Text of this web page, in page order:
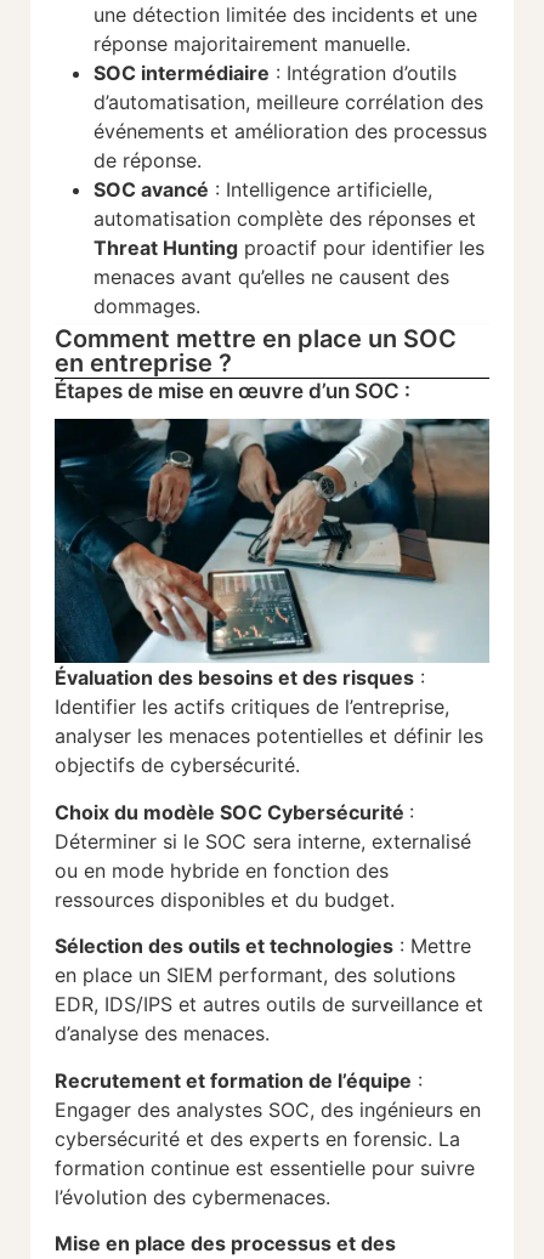
une détection limitée des incidents et une
réponse majoritairement manuelle.
SOC intermédiaire : Intégration d’outils
d’automatisation, meilleure corrélation des
événements et amélioration des processus
de réponse.
SOC avancé : Intelligence artificielle,
automatisation complète des réponses et
Threat Hunting proactif pour identifier les
menaces avant qu’elles ne causent des
dommages.
Comment mettre en place un SOC
en entreprise ?
Étapes de mise en œuvre d’un SOC :
Évaluation des besoins et des risques :
Identifier les actifs critiques de l’entreprise,
analyser les menaces potentielles et définir les
objectifs de cybersécurité.
Choix du modèle SOC Cybersécurité :
Déterminer si le SOC sera interne, externalisé
ou en mode hybride en fonction des
ressources disponibles et du budget.
Sélection des outils et technologies : Mettre
en place un SIEM performant, des solutions
EDR, IDS/IPS et autres outils de surveillance et
d’analyse des menaces.
Recrutement et formation de l’équipe :
Engager des analystes SOC, des ingénieurs en
cybersécurité et des experts en forensic. La
formation continue est essentielle pour suivre
l’évolution des cybermenaces.
Mise en place des processus et des